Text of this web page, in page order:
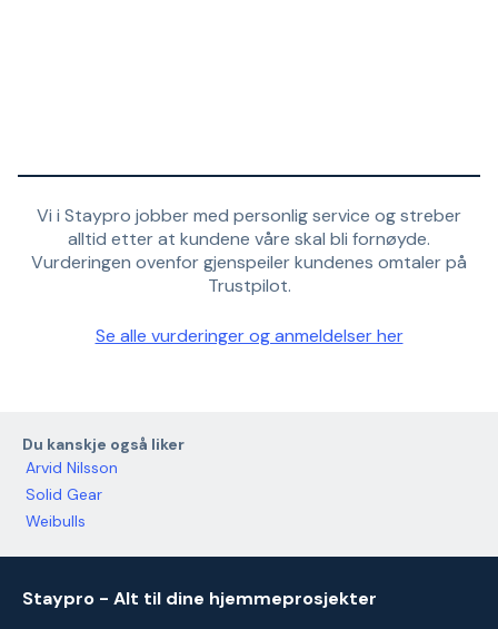
Vi i Staypro jobber med personlig service og streber
alltid etter at kundene våre skal bli fornøyde.
Vurderingen ovenfor gjenspeiler kundenes omtaler på
Trustpilot.
Se alle vurderinger og anmeldelser her
Du kanskje også liker
Arvid Nilsson
Solid Gear
Weibulls
Staypro - Alt til dine hjemmeprosjekter